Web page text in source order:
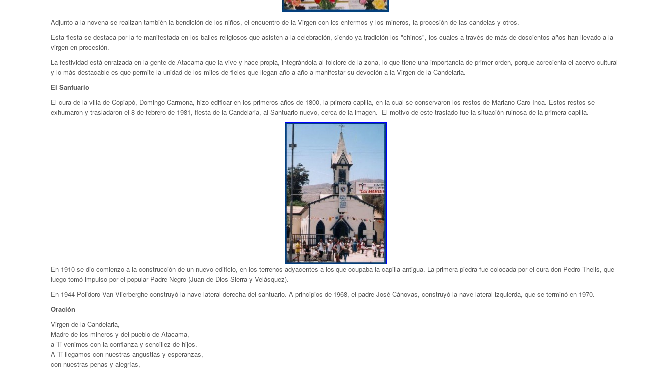
Adjunto a la novena se realizan también la bendición de los niños, el encuentro de la Virgen con los enfermos y los mineros, la procesión de las candelas y otros.
Esta fiesta se destaca por la fe manifestada en los bailes religiosos que asisten a la celebración, siendo ya tradición los "chinos", los cuales a través de más de doscientos años han llevado a la
virgen en procesión.
La festividad está enraizada en la gente de Atacama que la vive y hace propia, integrándola al folclore de la zona, lo que tiene una importancia de primer orden, porque acrecienta el acervo cultural
y lo más destacable es que permite la unidad de los miles de fieles que llegan año a año a manifestar su devoción a la Virgen de la Candelaria.
El Santuario
El cura de la villa de Copiapó, Domingo Carmona, hizo edificar en los primeros años de 1800, la primera capilla, en la cual se conservaron los restos de Mariano Caro Inca. Estos restos se
exhumaron y trasladaron el 8 de febrero de 1981, fiesta de la Candelaria, al Santuario nuevo, cerca de la imagen. El motivo de este traslado fue la situación ruinosa de la primera capilla.
En 1910 se dio comienzo a la construcción de un nuevo edificio, en los terrenos adyacentes a los que ocupaba la capilla antigua. La primera piedra fue colocada por el cura don Pedro Thelis, que
luego tomó impulso por el popular Padre Negro (Juan de Dios Sierra y Velásquez).
En 1944 Polidoro Van Vlierberghe construyó la nave lateral derecha del santuario. A principios de 1968, el padre José Cánovas, construyó la nave lateral izquierda, que se terminó en 1970.
Oración
Virgen de la Candelaria,
Madre de los mineros y del pueblo de Atacama,
a Ti venimos con la confianza y sencillez de hijos.
A Ti llegamos con nuestras angustias y esperanzas,
con nuestras penas y alegrías,